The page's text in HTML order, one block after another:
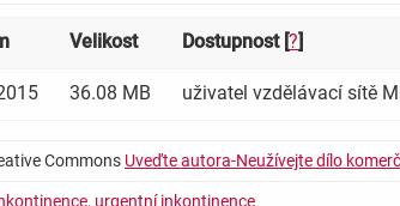
Velikost Dostupnost [?]
36.08 MB uživatel vzdělávací sítě
Commons Uveďte autora-Neužívejte dílo
, urgentní inkontinence